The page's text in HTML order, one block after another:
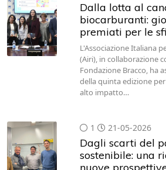
Dalla lotta al
biocarburanti:
premiati per le
L'Associazione Italiana
(Airi), in collaborazione
Fondazione Bracco, ha
della quinta edizione
alto impatto…
1 21-05-2026
Dagli scarti del
sostenibile: una